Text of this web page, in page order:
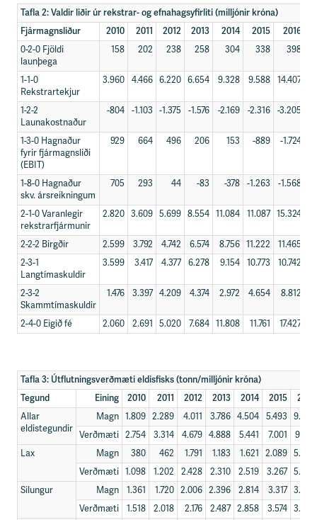
Tafla 2: Valdir liðir úr rekstrar- og efnahagsyfirliti (milljónir króna)
Fjármagnsliður
2010 2011 2012 2013 2014 2015
2016
0-2-0 Fjöldi
launþega
158 202 238 258 304 338 398
1-1-0
Rekstrartekjur
3.960 4.466 6.220 6.654 9.328 9.588 14.407
1-2-2
Launakostnaður
-804 -1.103 -1.375 -1.576 -2.169 -2.316 -3.205
1-3-0 Hagnaður
fyrir fjármagnsliði
(EBIT)
929 664 496 206 153 -889 -1.724
1-8-0 Hagnaður
skv. ársreikningum
705 293 44 -83 -378 -1.263 -1.568
2-1-0 Varanlegir
rekstrarfjármunir
2.820 3.609 5.699 8.554 11.084 11.087 15.324
2-2-2 Birgðir 2.599 3.792 4.742 6.574 8.756 11.222 11.465
2-3-1
Langtímaskuldir
3.599 3.417 4.377 6.278 9.154 10.773 10.742
2-3-2
Skammtímaskuldir
1.476 3.397 4.209 4.374 2.972 4.654 8.812
2-4-0 Eigið fé 2.060 2.691 5.020 7.684 11.808 11.761 17.427
Tafla 3: Útflutningsverðmæti eldisfisks (tonn/milljónir króna)
Tegund
Eining 2010 2011 2012 2013 2014 2015
2016
Allar
eldistegundir
Magn 1.809 2.289 4.011 3.786 4.504 5.493
9.693
Verðmæti 2.754 3.314 4.679 4.888 5.441 7.001
9.621
Lax
Magn 380 462 1.791 1.183 1.621 2.089 5.526
Verðmæti 1.098 1.202 2.428 2.310 2.519 3.267 5.569
Silungur
Magn 1.361 1.720 2.006 2.396 2.814 3.317 3.603
Verðmæti
1.518 2.018 2.176 2.487 2.858 3.574 3.569